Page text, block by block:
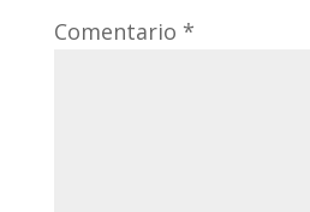
Comentario *